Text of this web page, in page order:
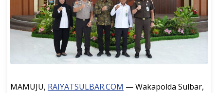
MAMUJU, RAIYATSULBAR.COM — Wakapolda Sulbar,